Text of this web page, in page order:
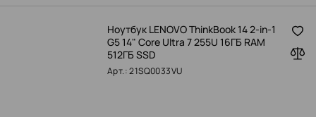
Ноутбук LENOVO ThinkBook 14 2-in-1
G5 14" Core Ultra 7 255U 16ГБ RAM
512ГБ SSD
Арт.: 21SQ0033VU